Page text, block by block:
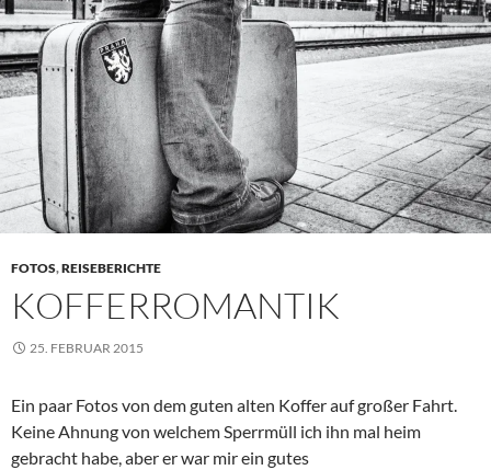
FOTOS,REISEBERICHTE
KOFFERROMANTIK
25. FEBRUAR 2015
Ein paar Fotos von dem guten alten Koffer auf großer Fahrt.
Keine Ahnung von welchem Sperrmüll ich ihn mal heim
gebracht habe, aber er war mir ein gutes